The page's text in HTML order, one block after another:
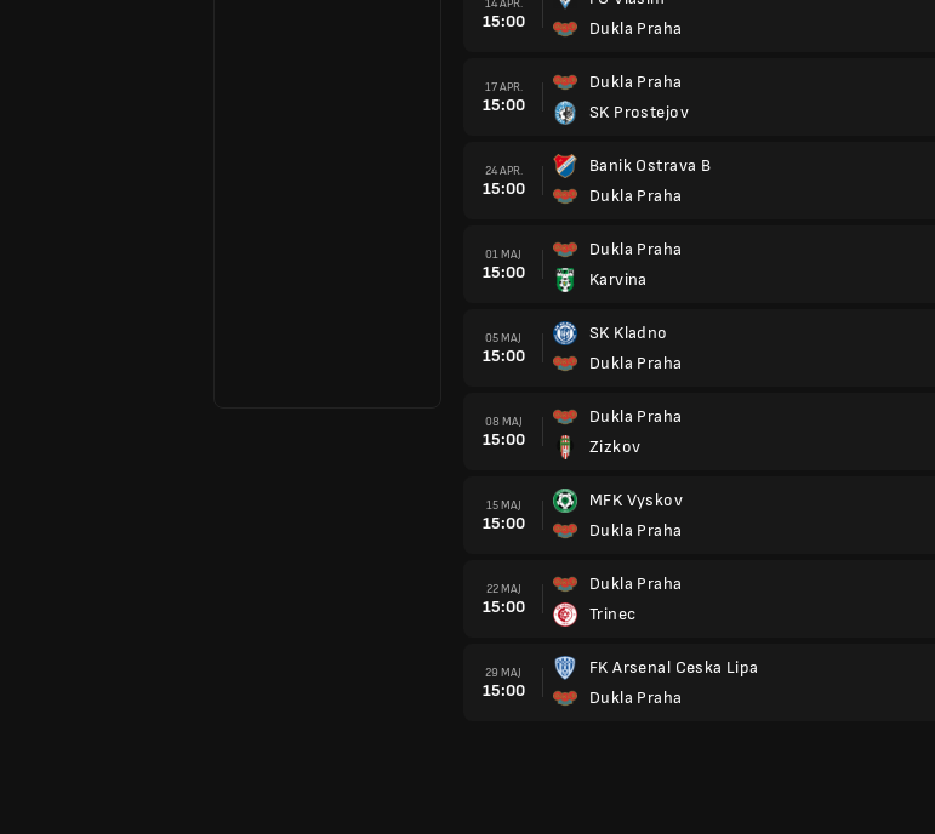
14 APR.
15:00
Dukla Praha
17 APR.
15:00
Dukla Praha
SK Prostejov
24 APR.
15:00
Banik Ostrava B
Dukla Praha
01 MAJ
15:00
Dukla Praha
Karvina
05 MAJ
15:00
SK Kladno
Dukla Praha
08 MAJ
15:00
Dukla Praha
Zizkov
15 MAJ
15:00
MFK Vyskov
Dukla Praha
22 MAJ
15:00
Dukla Praha
Trinec
29 MAJ
15:00
FK Arsenal Ceska Lipa
Dukla Praha